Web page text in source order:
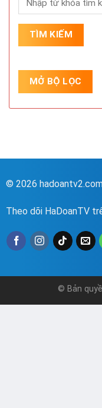
© 2026
Theo dõi HaDoanTV
© Bản